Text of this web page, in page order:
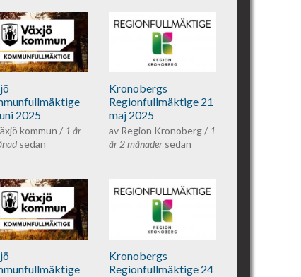
18 juni 2025
kommunfullmäktige 17 juni
2025
kommun / 1 år
sedan
Kronobergs
regionfullmäktige
21 maj 2025
Kronobergs
Regionfullmäktige 21
maj 2025
av Region Kronoberg/ 1
år 2 månader sedan
20 maj 2025
kommunfullmäktige 29 april
Kronobergs
regionfullmäktige
24 april 2025
Kronobergs
Regionfullmäktige 24